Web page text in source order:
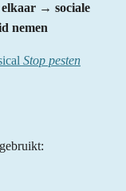
elkaar → sociale
nemen
Stop pesten